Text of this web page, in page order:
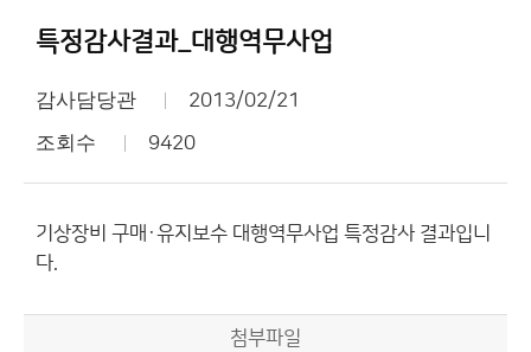
특정감사결과_대행역무사업
감사담당관 2013/02/21
조회수 9420
기상장비 구매·유지보수 대행역무사업 특정감사 결과입니
다.
첨부파일